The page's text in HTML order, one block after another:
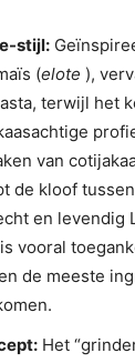
stijl:
(elote ),
terwijl het
van
de kloof
en levendig
vooral
de meeste
Het